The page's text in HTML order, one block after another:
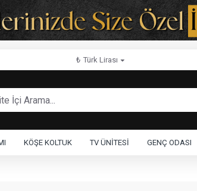
₺ Türk Lirası
KÖŞE KOLTUK TV ÜNITESI GENÇ ODASI